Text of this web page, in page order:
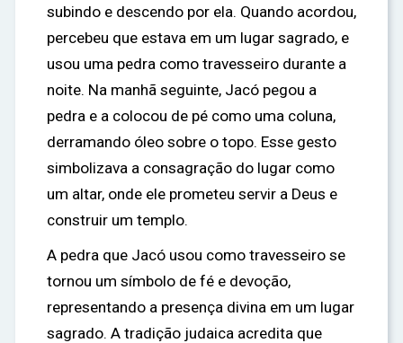
subindo e descendo por ela. Quando acordou,
percebeu que estava em um lugar sagrado, e
usou uma pedra como travesseiro durante a
noite. Na manhã seguinte, Jacó pegou a
pedra e a colocou de pé como uma coluna,
derramando óleo sobre o topo. Esse gesto
simbolizava a consagração do lugar como
um altar, onde ele prometeu servir a Deus e
construir um templo.
A pedra que Jacó usou como travesseiro se
tornou um símbolo de fé e devoção,
representando a presença divina em um lugar
sagrado. A tradição judaica acredita que